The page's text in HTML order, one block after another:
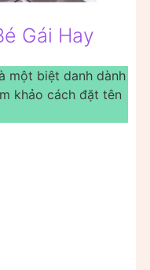
Gái Hay
một biệt danh dành
khảo cách đặt tên